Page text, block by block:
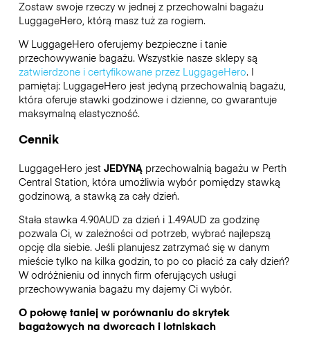
Zostaw swoje rzeczy w jednej z przechowalni bagażu
LuggageHero, którą masz tuż za rogiem.
W LuggageHero oferujemy bezpieczne i tanie
przechowywanie bagażu. Wszystkie nasze sklepy są
zatwierdzone i certyfikowane przez LuggageHero. I
pamiętaj: LuggageHero jest jedyną przechowalnią bagażu,
która oferuje stawki godzinowe i dzienne, co gwarantuje
maksymalną elastyczność.
Cennik
LuggageHero jest JEDYNĄprzechowalnią bagażu w Perth
Central Station, która umożliwia wybór pomiędzy stawką
godzinową, a stawką za cały dzień.
Stała stawka 4.90AUD za dzień i 1.49AUD za godzinę
pozwala Ci, w zależności od potrzeb, wybrać najlepszą
opcję dla siebie. Jeśli planujesz zatrzymać się w danym
mieście tylko na kilka godzin, to po co płacić za cały dzień?
W odróżnieniu od innych firm oferujących usługi
przechowywania bagażu my dajemy Ci wybór.
O połowę taniej w porównaniu do skrytek
bagażowych na dworcach i lotniskach